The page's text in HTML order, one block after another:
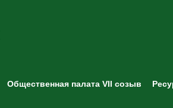
Общественная палата VII созыв